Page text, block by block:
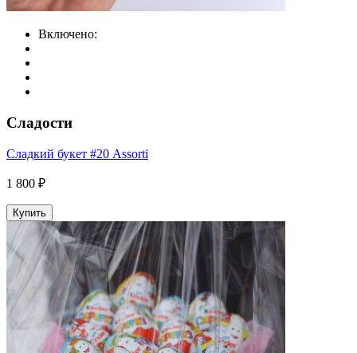
Включено:
Сладости
Сладкий букет #20 Assorti
1 800 ₽
Купить